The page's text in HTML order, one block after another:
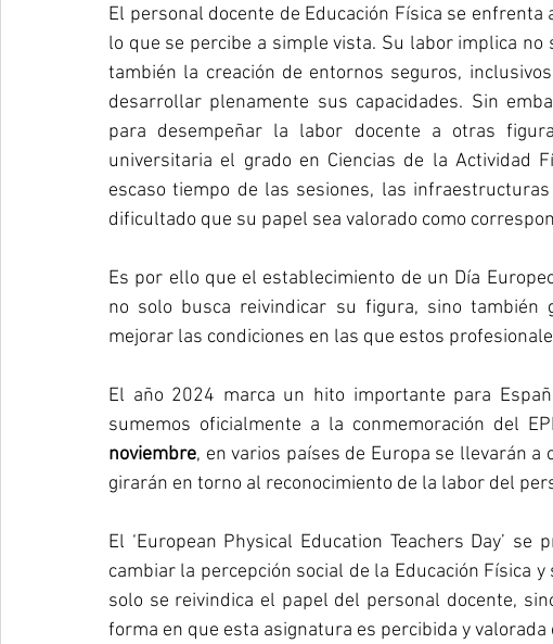
El personal docente de Educación Física se
lo que se percibe a simple vista. Su labor implica no
también la creación de entornos seguros,
desarrollar plenamente sus capacidades. Sin
para desempeñar la labor docente a otras
universitaria el grado en Ciencias de la Actividad
escaso tiempo de las sesiones, las
dificultado que su papel sea valorado como
Es por ello que el establecimiento de un Día
no solo busca reivindicar su figura, sino también
mejorar las condiciones en las que estos
El año 2024 marca un hito importante para
sumemos oficialmente a la conmemoración del
noviembre, en varios países de Europa se llevarán a
girarán en torno al reconocimiento de la labor del
El ‘European Physical Education Teachers Day’
cambiar la percepción social de la Educación Física
solo se reivindica el papel del personal docente,
forma en que esta asignatura es percibida y